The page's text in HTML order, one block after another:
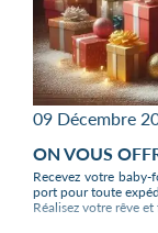
09 Décembre
ON VOUS
Recevez votre
port pour toute
Réalisez votre rêve